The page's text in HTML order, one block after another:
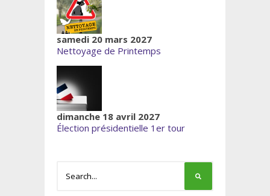
samedi 20 mars 2027
Nettoyage de Printemps
dimanche 18 avril 2027
Élection présidentielle 1er tour